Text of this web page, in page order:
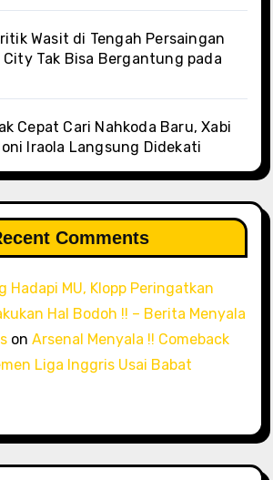
Wasit di Tengah Persaingan
City Tak Bisa Bergantung pada
Cepat Cari Nahkoda Baru, Xabi
Iraola Langsung Didekati
Comments
Hadapi MU, Klopp Peringatkan
Hal Bodoh !! – Berita Menyala
on Arsenal Menyala !! Comeback
Liga Inggris Usai Babat